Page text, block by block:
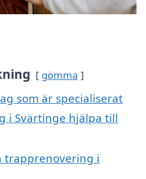
gömma
som är specialiserat
i Svärtinge hjälpa till
trapprenovering i